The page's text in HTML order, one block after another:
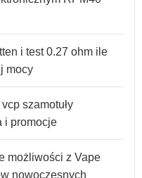
i test 0.27 ohm ile
mocy
szamotuły
i promocje
możliwości z Vape
nowoczesnych